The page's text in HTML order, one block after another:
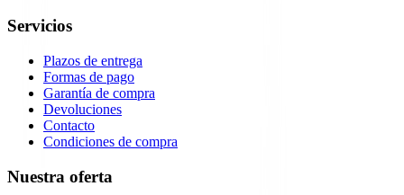
Servicios
Plazos de entrega
Formas de pago
Garantía de compra
Devoluciones
Contacto
Condiciones de compra
Nuestra oferta